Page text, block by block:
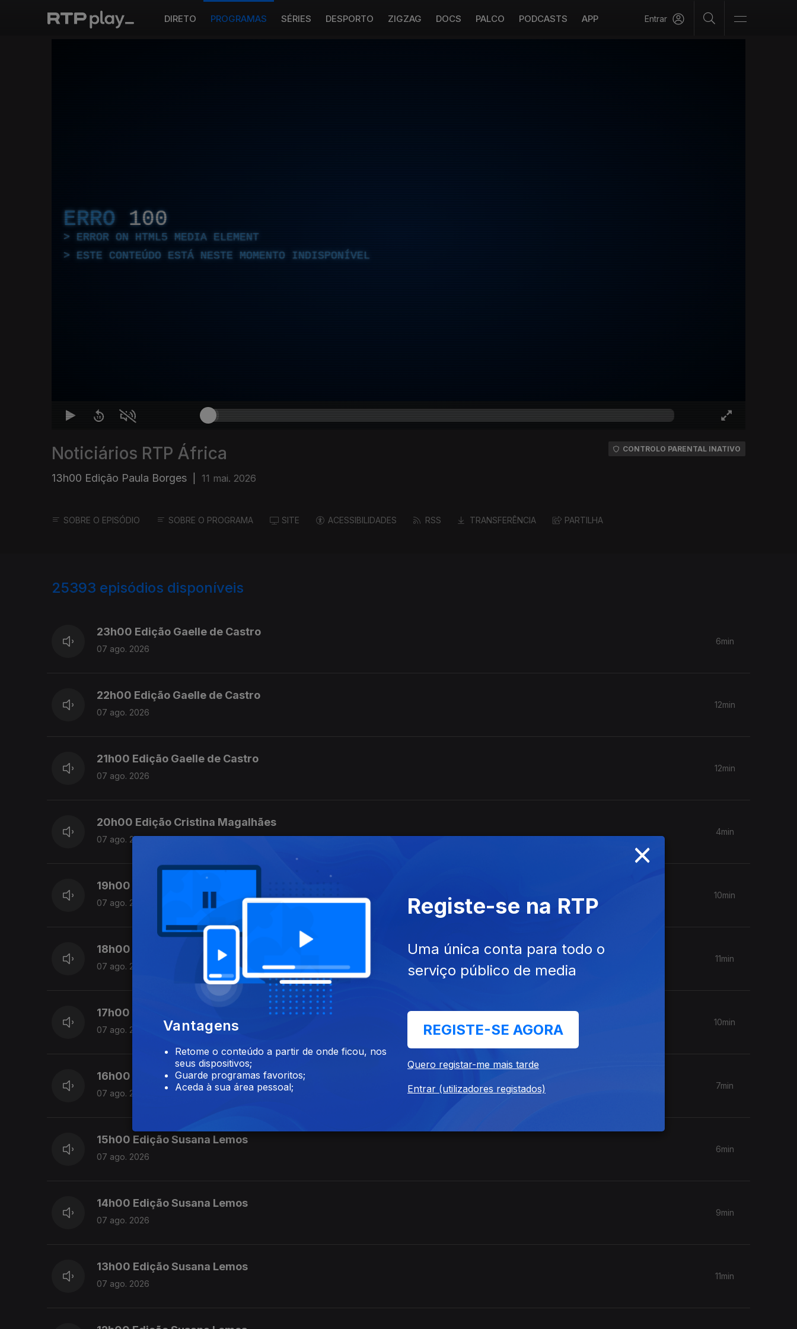
DIRETO PROGRAMAS SÉRIES DESPORTO ZIGZAG DOCS PALCO PODCASTS APP Entrar
ERRO 100
ERROR ON HTML5 MEDIA ELEMENT
ESTE CONTEÚDO ESTÁ NESTE MOMENTO INDISPONÍVEL
Noticiários RTP África
13h00 Edição Paula Borges 11 mai. 2026
CONTROLO PARENTAL INATIVO
SOBRE O EPISÓDIO SOBRE O PROGRAMA SITE ACESSIBILIDADES RSS TRANSFERÊNCIA PARTILHA
25393 episódios disponíveis
23h00 Edição Gaelle de Castro
07 ago. 2026
6min
22h00 Edição Gaelle de Castro
07 ago. 2026
12min
21h00 Edição Gaelle de Castro
07 ago. 2026
12min
20h00 Edição Cristina Magalhães
07 ago. 2026
4min
19h00 Edição Cristina Magalhães
07 ago. 2026
10min
18h00 Edição Cristina Magalhães
07 ago. 2026
11min
17h00 Edição Cristina Magalhães
07 ago. 2026
10min
16h00 Edição Cristina Magalhães
07 ago. 2026
7min
15h00 Edição Susana Lemos
07 ago. 2026
6min
14h00 Edição Susana Lemos
07 ago. 2026
9min
13h00 Edição Susana Lemos
07 ago. 2026
11min
×
Vantagens
Retome o conteúdo a partir de onde ficou, nos
seus dispositivos;
Guarde programas favoritos;
Aceda à sua área pessoal;
Registe-se na RTP
Uma única conta para todo o
serviço público de media
REGISTE-SE AGORA
Quero registar-me mais tarde
Entrar (utilizadores registados)